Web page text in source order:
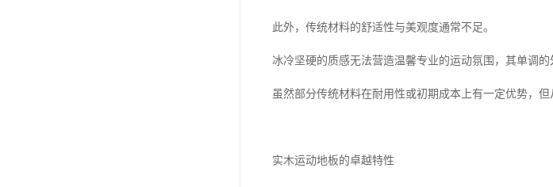
此外，传统材料的舒适性与美观度通常不足。
冰冷坚硬的质感无法营造温馨专业的运动氛围，其单调的
虽然部分传统材料在耐用性或初期成本上有一定优势，
实木运动地板的卓越特性